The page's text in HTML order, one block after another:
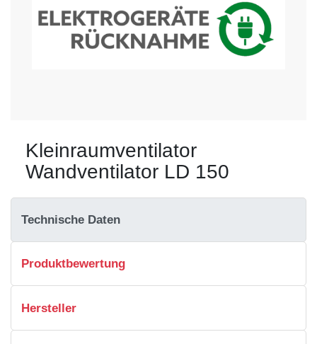
Kleinraumventilator
Wandventilator LD 150
Technische Daten
Produktbewertung
Hersteller